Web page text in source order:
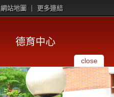
網站地圖 更多連結
德育中心
close